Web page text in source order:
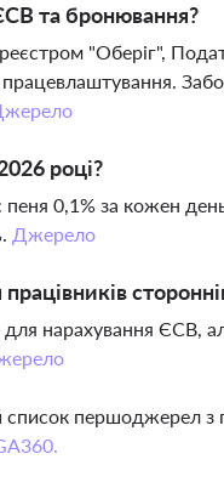
та бронювання?
"Оберіг",
році?
0,1% за кожен
Джерело
для нарахування ЄСВ,
список першоджерел з